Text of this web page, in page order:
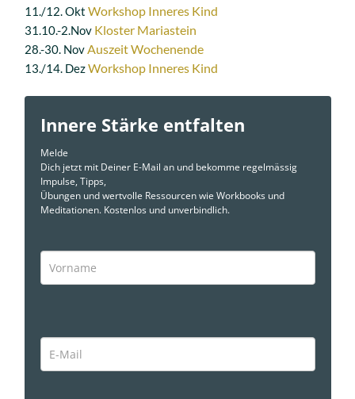
11./12. Okt Workshop Inneres Kind
31.10.-2.Nov Kloster Mariastein
28.-30. NovAuszeit Wochenende
13./14. DezWorkshop Inneres Kind
Innere Stärke entfalten
Melde
Dich jetzt mit Deiner E-Mail an und bekomme regelmässig
Impulse, Tipps,
Übungen und wertvolle Ressourcen wie Workbooks und
Meditationen. Kostenlos und unverbindlich.